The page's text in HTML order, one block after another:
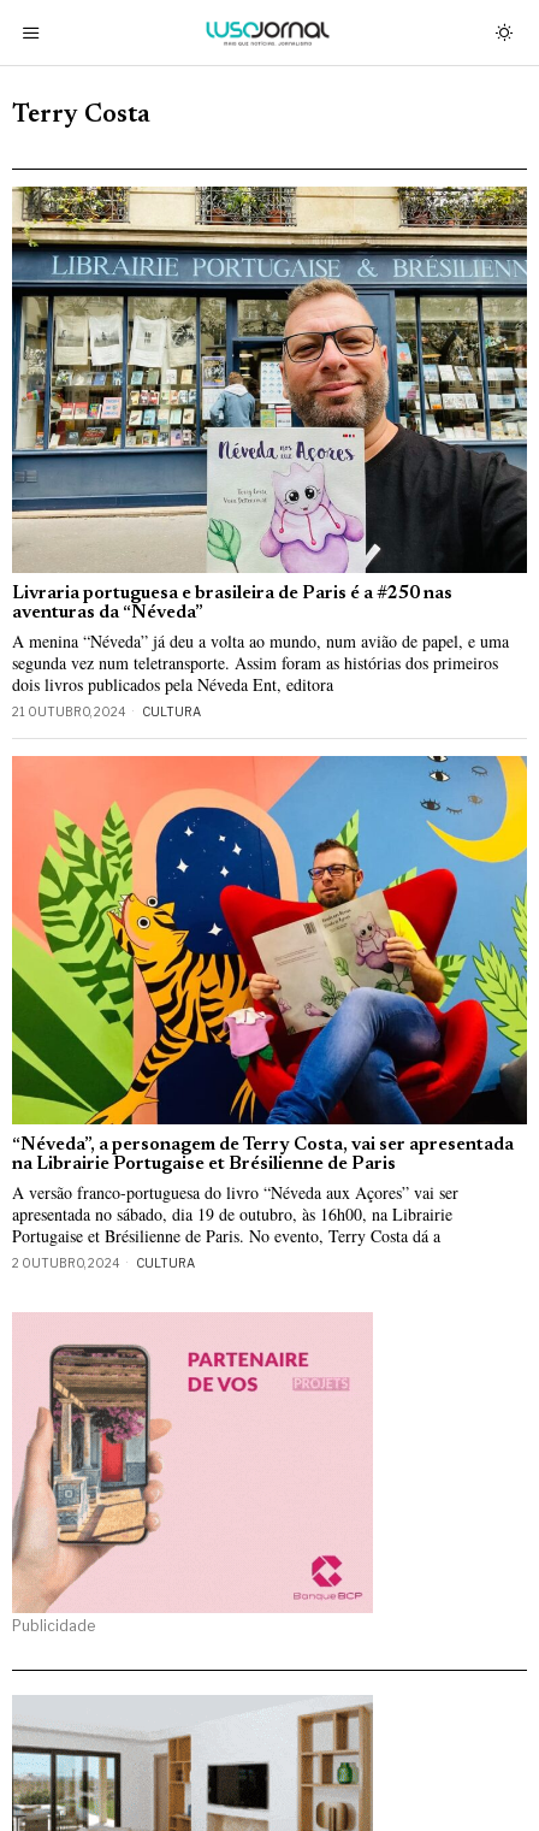
Terry Costa
Livraria portuguesa e brasileira de Paris é a #250 nas
aventuras da “Néveda”
A menina “Néveda” já deu a volta ao mundo, num avião de papel, e uma
segunda vez num teletransporte. Assim foram as histórias dos primeiros
dois livros publicados pela Néveda Ent, editora
21 OUTUBRO, 2024 CULTURA
“Néveda”, a personagem de Terry Costa, vai ser apresentada
na Librairie Portugaise et Brésilienne de Paris
A versão franco-portuguesa do livro “Néveda aux Açores” vai ser
apresentada no sábado, dia 19 de outubro, às 16h00, na Librairie
Portugaise et Brésilienne de Paris. No evento, Terry Costa dá a
2 OUTUBRO, 2024 CULTURA
Publicidade